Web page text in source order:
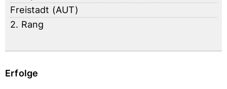
Freistadt (AUT)
2. Rang
Erfolge